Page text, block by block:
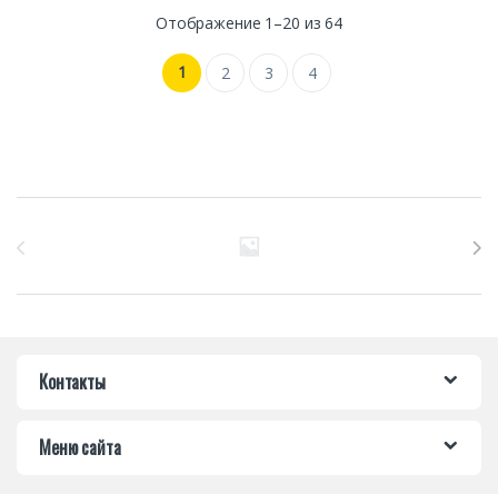
Отображение 1–20 из 64
1 2 3 4
Контакты
Меню сайта